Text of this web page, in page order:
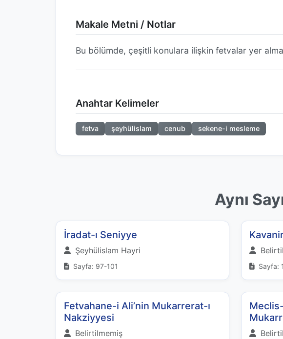
Makale Metni / Notlar
Bu bölümde, çeşitli konulara ilişkin fetvalar yer
Anahtar Kelimeler
fetva şeyhülislam cenub sekene-i mesleme
Aynı
İradat-ı Seniyye
Şeyhülislam Hayri
Sayfa: 97-101 Sayfa:
Fetvahane-i Ali’nin Mukarrerat-ı
Nakziyyesi
Belirtilmemiş